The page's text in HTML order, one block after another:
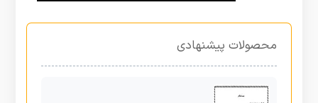
محصولات پیشنهادی